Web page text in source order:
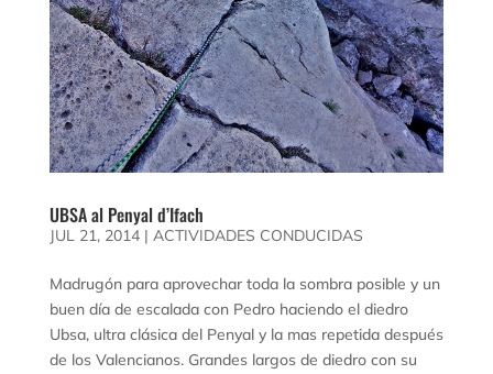
UBSA al Penyal d’Ifach
JUL 21, 2014| ACTIVIDADES CONDUCIDAS
Madrugón para aprovechar toda la sombra posible y un
buen día de escalada con Pedro haciendo el diedro
Ubsa, ultra clásica del Penyal y la mas repetida después
de los Valencianos. Grandes largos de diedro con su